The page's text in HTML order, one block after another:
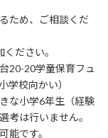
ため、ご相談くだ
ださい。
20-20学童保育フュ
学校向かい）
な小学6年生（経験
考は行いません。
能です。